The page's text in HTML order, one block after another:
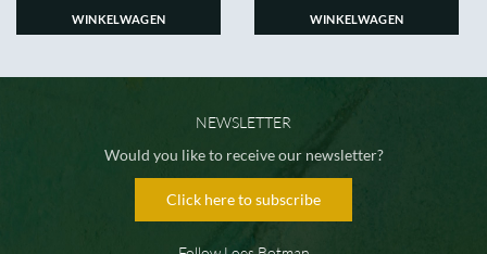
WINKELWAGEN
WINKELWAGEN
NEWSLETTER
Would you like to receive our newsletter?
Click here to subscribe